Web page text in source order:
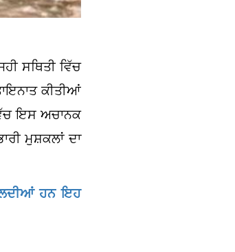
ਸਥਿਤੀ ਵਿੱਚ
ਕੀਤੀਆਂ
ਇਸ ਅਚਾਨਕ
ਮੁਸ਼ਕਲਾਂ ਦਾ
ਹਨ ਇਹ